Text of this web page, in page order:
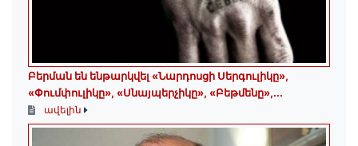
Բերման են ենթարկվել «Նարդոսցի Սերգուլիկը»,
«Փումփուլիկը», «Սնայպերչիկը», «Բեթմենը»,...
ավելին